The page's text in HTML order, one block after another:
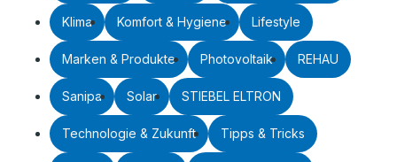
Klima Komfort & Hygiene Lifestyle
Marken & Produkte Photovoltaik REHAU
Sanipa Solar STIEBEL ELTRON
Technologie & Zukunft Tipps & Tricks